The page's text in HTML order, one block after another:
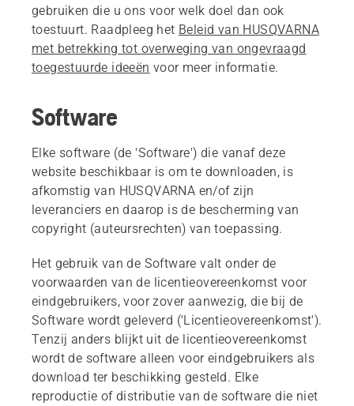
gebruiken die u ons voor welk doel dan ook
toestuurt. Raadpleeg het Beleid van HUSQVARNA
met betrekking tot overweging van ongevraagd
toegestuurde ideeën voor meer informatie.
Software
Elke software (de 'Software') die vanaf deze
website beschikbaar is om te downloaden, is
afkomstig van HUSQVARNA en/of zijn
leveranciers en daarop is de bescherming van
copyright (auteursrechten) van toepassing.
Het gebruik van de Software valt onder de
voorwaarden van de licentieovereenkomst voor
eindgebruikers, voor zover aanwezig, die bij de
Software wordt geleverd ('Licentieovereenkomst').
Tenzij anders blijkt uit de licentieovereenkomst
wordt de software alleen voor eindgebruikers als
download ter beschikking gesteld. Elke
reproductie of distributie van de software die niet